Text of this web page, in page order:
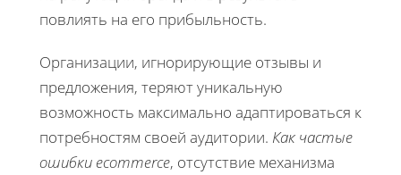
повлиять на его прибыльность.
Организации, игнорирующие отзывы и
предложения, теряют уникальную
возможность максимально адаптироваться к
потребностям своей аудитории. Как частые
ошибки ecommerce, отсутствие механизма